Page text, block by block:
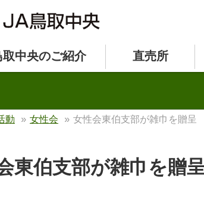
取中央のご紹介 直売所
動 » 女性会 » 女性会東伯支部が雑巾を贈呈
東伯支部が雑巾を贈